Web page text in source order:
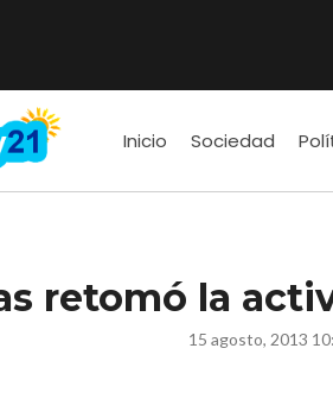
Inicio Sociedad
retomó la
15 agosto, 2013